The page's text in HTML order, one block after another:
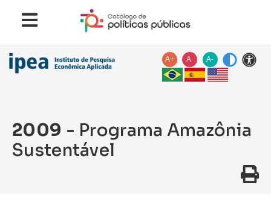
A+ A A-
2009 - Programa Amazônia
Sustentável